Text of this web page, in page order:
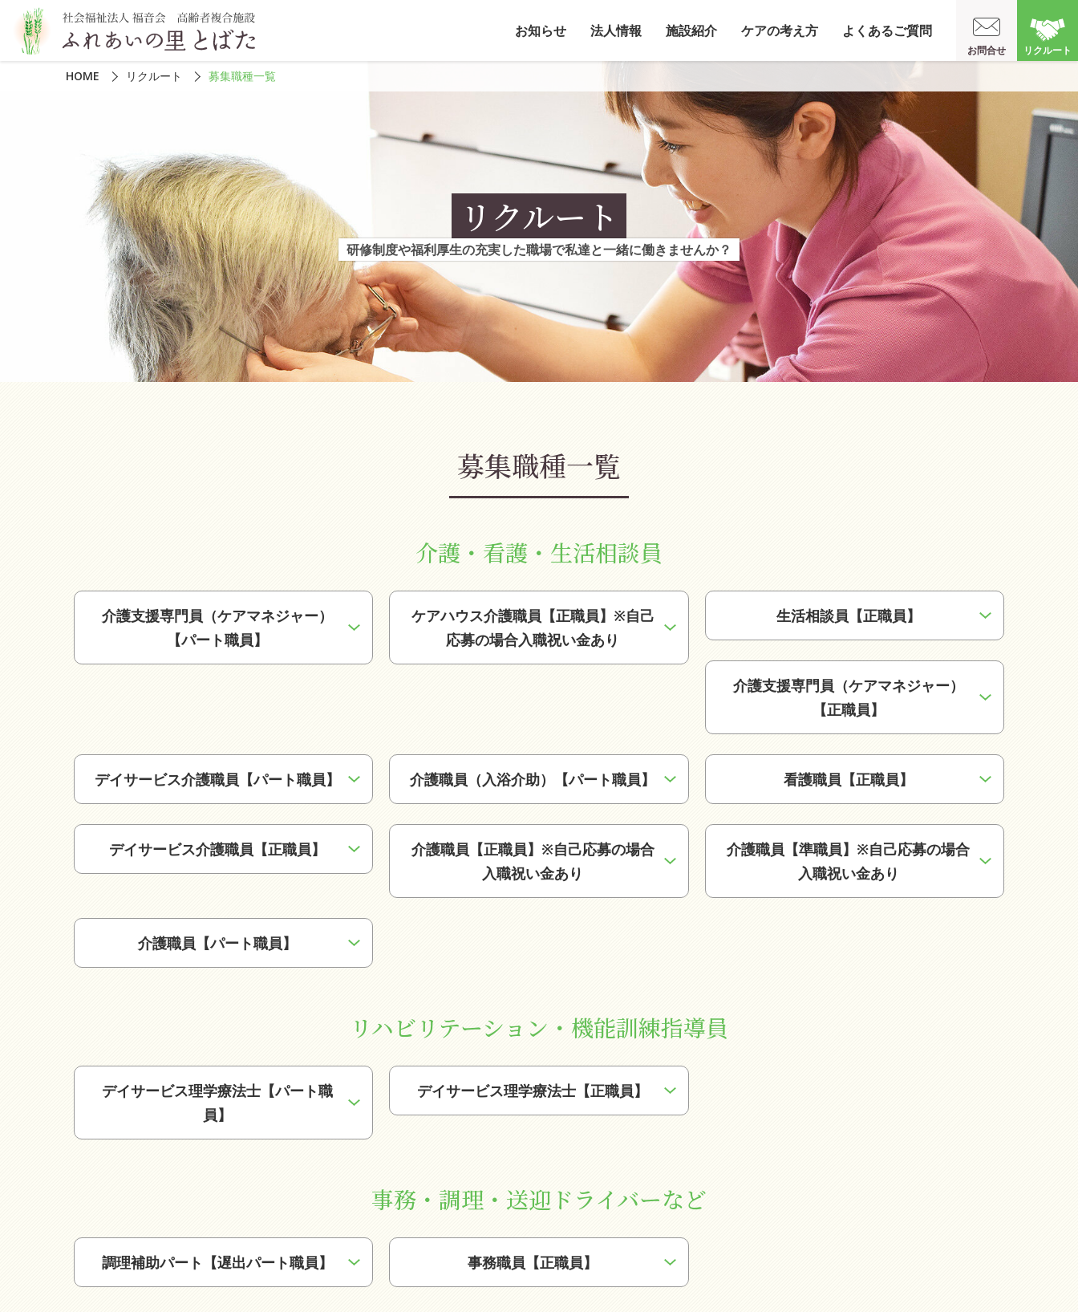
お知らせ 法人情報 施設紹介 ケアの考え方 よくあるご質問
お問合せ リクルート
HOME リクルート 募集職種一覧
リクルート
研修制度や福利厚生の充実した職場で私達と一緒に働きませんか？
募集職種一覧
介護・看護・生活相談員
介護支援専門員（ケアマネジャー）
【パート職員】
ケアハウス介護職員【正職員】※自己
応募の場合入職祝い金あり
生活相談員【正職員】
介護支援専門員（ケアマネジャー）
【正職員】
デイサービス介護職員【パート職員】 介護職員（入浴介助）【パート職員】 看護職員【正職員】
デイサービス介護職員【正職員】
介護職員【正職員】※自己応募の場合
入職祝い金あり
介護職員【準職員】※自己応募の場合
入職祝い金あり
介護職員【パート職員】
リハビリテーション・機能訓練指導員
デイサービス理学療法士【パート職
員】
デイサービス理学療法士【正職員】
事務・調理・送迎ドライバーなど
調理補助パート【遅出パート職員】 事務職員【正職員】